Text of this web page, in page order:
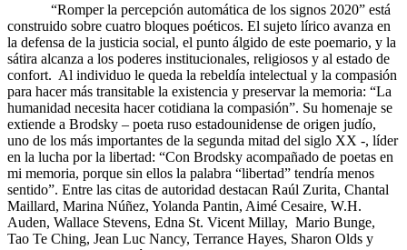
“Romper la percepción automática de los signos 2020” está
construido sobre cuatro bloques poéticos. El sujeto lírico avanza en
la defensa de la justicia social, el punto álgido de este poemario, y la
sátira alcanza a los poderes institucionales, religiosos y al estado de
confort. Al individuo le queda la rebeldía intelectual y la compasión
para hacer más transitable la existencia y preservar la memoria: “La
humanidad necesita hacer cotidiana la compasión”. Su homenaje se
extiende a Brodsky – poeta ruso estadounidense de origen judío,
uno de los más importantes de la segunda mitad del siglo XX -, líder
en la lucha por la libertad: “Con Brodsky acompañado de poetas en
mi memoria, porque sin ellos la palabra “libertad” tendría menos
sentido”. Entre las citas de autoridad destacan Raúl Zurita, Chantal
Maillard, Marina Núñez, Yolanda Pantin, Aimé Cesaire, W.H.
Auden, Wallace Stevens, Edna St. Vicent Millay, Mario Bunge,
Tao Te Ching, Jean Luc Nancy, Terrance Hayes, Sharon Olds y